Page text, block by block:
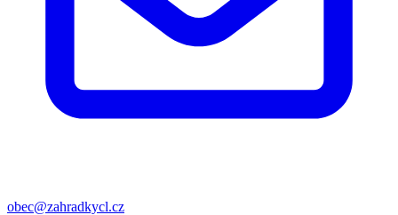
obec@zahradkycl.cz